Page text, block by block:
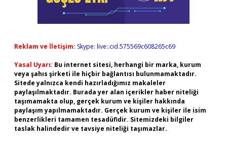
Reklam ve İletişim: Skype: live:.cid.575569c608265c69
Yasal Uyarı: Bu internet sitesi, herhangi bir marka, kurum
veya şahıs şirketi ile hiçbir bağlantısı bulunmamaktadır.
Sitede yalnızca kendi hazırladığımız makaleler
paylaşılmaktadır. Burada yer alan içerikler haber niteliği
taşımamakta olup, gerçek kurum ve kişiler hakkında
paylaşım yapılmamaktadır. Gerçek kurum ve kişiler ile isim
benzerlikleri tamamen tesadüfidir. Sitemizdeki bilgiler
taslak halindedir ve tavsiye niteliği taşımazlar.